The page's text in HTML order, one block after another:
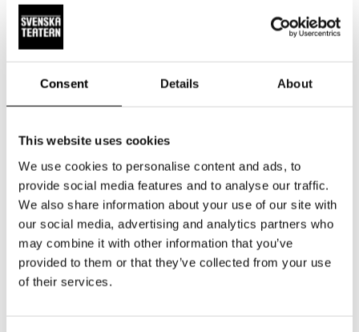
Consent Details About
This website uses cookies
We use cookies to personalise content and ads, to
provide social media features and to analyse our traffic.
We also share information about your use of our site with
our social media, advertising and analytics partners who
may combine it with other information that you’ve
provided to them or that they’ve collected from your use
of their services.
Kundtjänst
Biljetter
Unga
Presentkort
Mat & dryck
Publikarbete
Textning
Frågor & svar
Platskarta
GRUPPER & FÖRETAG
Grupper & teaterombud
Pedagognätverk & skolgrupper
Företag
Guidning
OM SVENSKA TEATERN
Teaterns verksamhet
Ensemble
Historia
Kontaktuppgifter
LOGGA IN
Norra esplanaden 2
må-fr kl. 9-16
09 616 211
info@svenskateatern.fi
BILJETTER
Köp biljetter